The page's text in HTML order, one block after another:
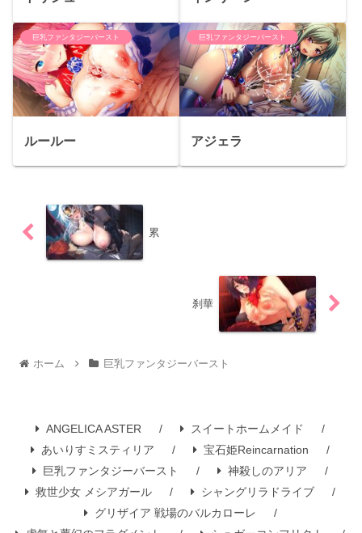
巨乳ファンタジーバースト
ルールー
巨乳ファンタジーバースト
アジェラ
累
刹華
ホーム 巨乳ファンタジーバースト
ANGELICA ASTER
スイートホームメイド
あいりすミスティリア
宝石姫Reincarnation
巨乳ファンタジーバースト
神殺しのアリア
救世少女 メシアガール
シャングリラドライブ
グリザイア 戦場のバルカローレ